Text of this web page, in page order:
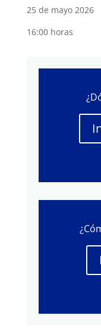
25 de mayo 2026
16:00 horas